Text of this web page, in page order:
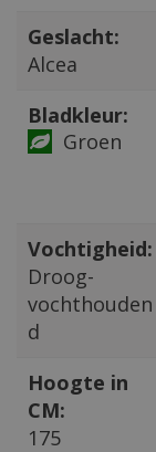
Geslacht:
Alcea
Bladkleur:
Groen
Vochtigheid:
Droog-
vochthouden
d
Hoogte in
CM:
175